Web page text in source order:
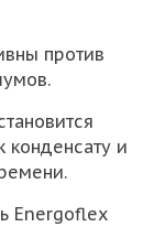
против
конденсату и
Energoflex